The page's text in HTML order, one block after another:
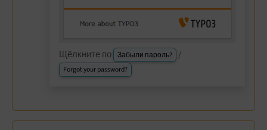
Щёлкните по Забыли пароль? /
Forgot your password?